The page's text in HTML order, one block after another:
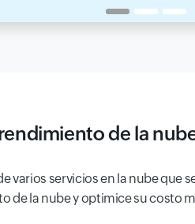
de la
varios servicios en la nube que
de la nube y optimice su costo